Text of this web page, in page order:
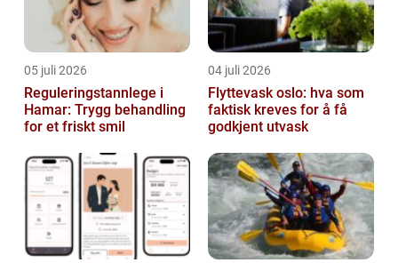
05 juli 2026
Reguleringstannlege i
Hamar: Trygg behandling
for et friskt smil
04 juli 2026
Flyttevask oslo: hva som
faktisk kreves for å få
godkjent utvask